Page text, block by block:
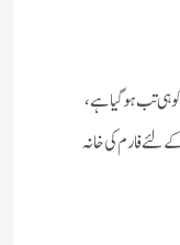
تب ہوگیا ہے،
لئے فارم کی خانہ